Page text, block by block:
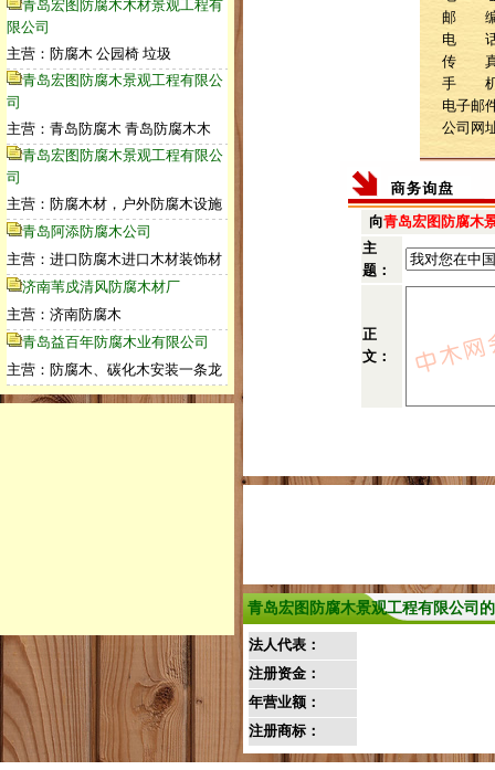
青岛宏图防腐木木材景观工程有
限公司
主营：防腐木 公园椅 垃圾
青岛宏图防腐木景观工程有限公
司
主营：青岛防腐木 青岛防腐木木
青岛宏图防腐木景观工程有限公
司
主营：防腐木材，户外防腐木设施
青岛阿添防腐木公司
主营：进口防腐木进口木材装饰材
济南苇戍清风防腐木材厂
主营：济南防腐木
青岛益百年防腐木业有限公司
主营：防腐木、碳化木安装一条龙
邮 编
电 话
传 真
手 机
电子邮
公司网
向青岛宏图防腐木
主
题：
正
文：
青岛宏图防腐木景观工程有限公司
法人代表：
注册资金：
年营业额：
注册商标：